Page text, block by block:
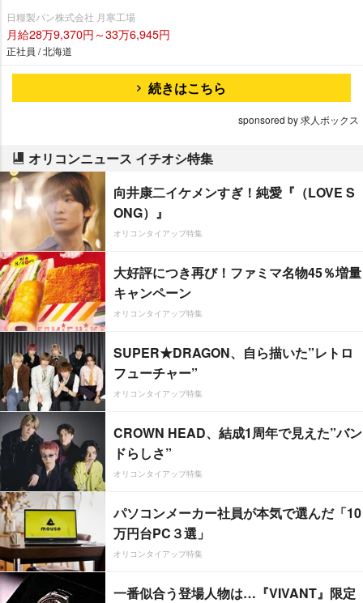
日糧製パン株式会社 月寒工場
月給28万9,370円～33万6,945円
正社員 / 北海道
続きはこちら
sponsored by 求人ボックス
オリコンニュース イチオシ特集
向井康二イケメンすぎ！純愛『（LOVE S
ONG）』
オリコンタイアップ特集
大好評につき再び！ファミマ名物45％増量
キャンペーン
オリコンタイアップ特集
SUPER★DRAGON、自ら描いた”レトロ
フューチャー”
オリコンタイアップ特集
CROWN HEAD、結成1周年で見えた”バン
ドらしさ”
オリコンタイアップ特集
パソコンメーカー社員が本気で選んだ「10
万円台PC３選」
オリコンタイアップ特集
一番似合う登場人物は…『VIVANT』限定